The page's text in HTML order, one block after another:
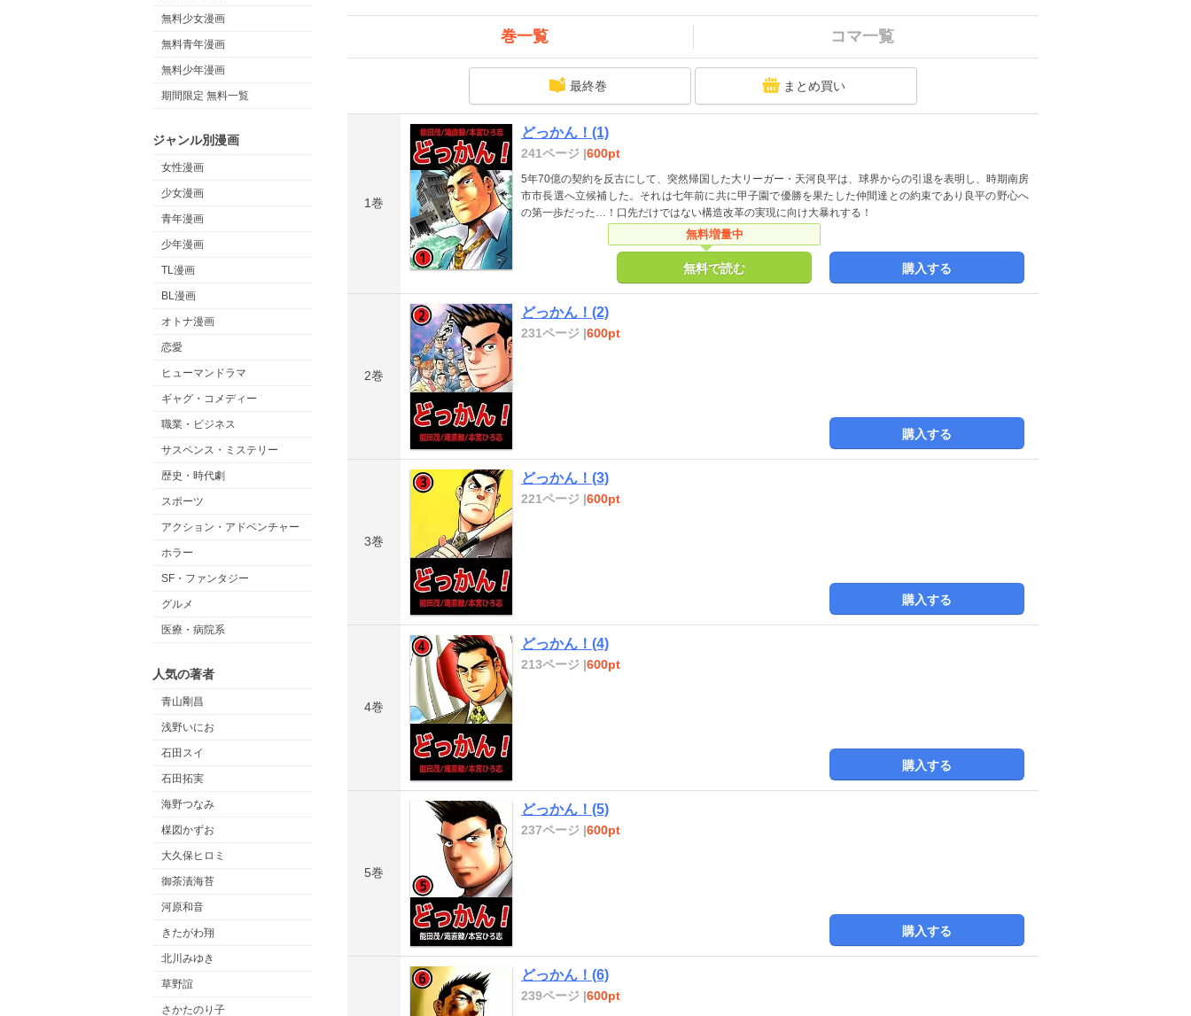
無料少女漫画
無料青年漫画
無料少年漫画
期間限定 無料一覧
ジャンル別漫画
女性漫画
少女漫画
青年漫画
少年漫画
TL漫画
BL漫画
オトナ漫画
恋愛
ヒューマンドラマ
ギャグ・コメディー
職業・ビジネス
サスペンス・ミステリー
歴史・時代劇
スポーツ
アクション・アドベンチャー
ホラー
SF・ファンタジー
グルメ
医療・病院系
人気の著者
青山剛昌
浅野いにお
石田スイ
石田拓実
海野つなみ
楳図かずお
大久保ヒロミ
御茶漬海苔
河原和音
きたがわ翔
北川みゆき
草野誼
さかたのり子
巻一覧 コマ一覧
最終巻 まとめ買い
1巻
どっかん！(1)
241ページ |600pt
5年70億の契約を反古にして、突然帰国した大リーガー・天河良平は、球界からの引退を表明し、時期南房
市市長選へ立候補した。それは七年前に共に甲子園で優勝を果たした仲間達との約束であり良平の野心へ
の第一歩だった…！口先だけではない構造改革の実現に向け大暴れする！
無料増量中
無料で読む 購入する
2巻
どっかん！(2)
231ページ |600pt
購入する
3巻
どっかん！(3)
221ページ |600pt
購入する
4巻
どっかん！(4)
213ページ |600pt
購入する
5巻
どっかん！(5)
237ページ |600pt
購入する
どっかん！(6)
239ページ |600pt